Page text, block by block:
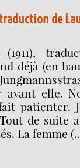
de
déjà (en
elle.
patienter.
de suite
La femme